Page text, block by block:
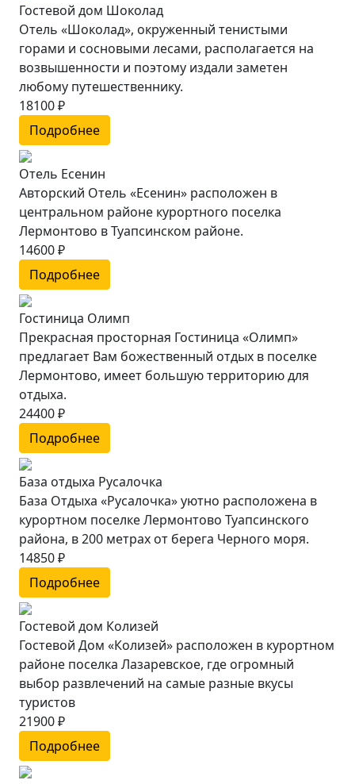
Гостевой дом Шоколад
Отель «Шоколад», окруженный тенистыми
горами и сосновыми лесами, располагается на
возвышенности и поэтому издали заметен
любому путешественнику.
18100 ₽
Подробнее
Отель Есенин
Авторский Отель «Есенин» расположен в
центральном районе курортного поселка
Лермонтово в Туапсинском районе.
14600 ₽
Подробнее
Гостиница Олимп
Прекрасная просторная Гостиница «Олимп»
предлагает Вам божественный отдых в поселке
Лермонтово, имеет большую территорию для
отдыха.
24400 ₽
Подробнее
База отдыха Русалочка
База Отдыха «Русалочка» уютно расположена в
курортном поселке Лермонтово Туапсинского
района, в 200 метрах от берега Черного моря.
14850 ₽
Подробнее
Гостевой дом Колизей
Гостевой Дом «Колизей» расположен в курортном
районе поселка Лазаревское, где огромный
выбор развлечений на самые разные вкусы
туристов
21900 ₽
Подробнее